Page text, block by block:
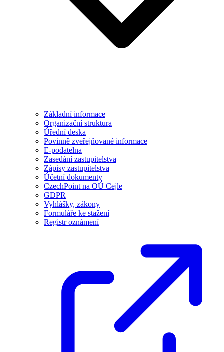
Základní informace
Organizační struktura
Úřední deska
Povinně zveřejňované informace
E-podatelna
Zasedání zastupitelstva
Zápisy zastupitelstva
Účetní dokumenty
CzechPoint na OÚ Cejle
GDPR
Vyhlášky, zákony
Formuláře ke stažení
Registr oznámení